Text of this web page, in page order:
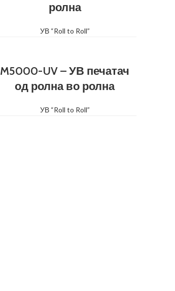
ролна
УВ “Roll to Roll”
M5000-UV – УВ печатач
од ролна во ролна
УВ “Roll to Roll”